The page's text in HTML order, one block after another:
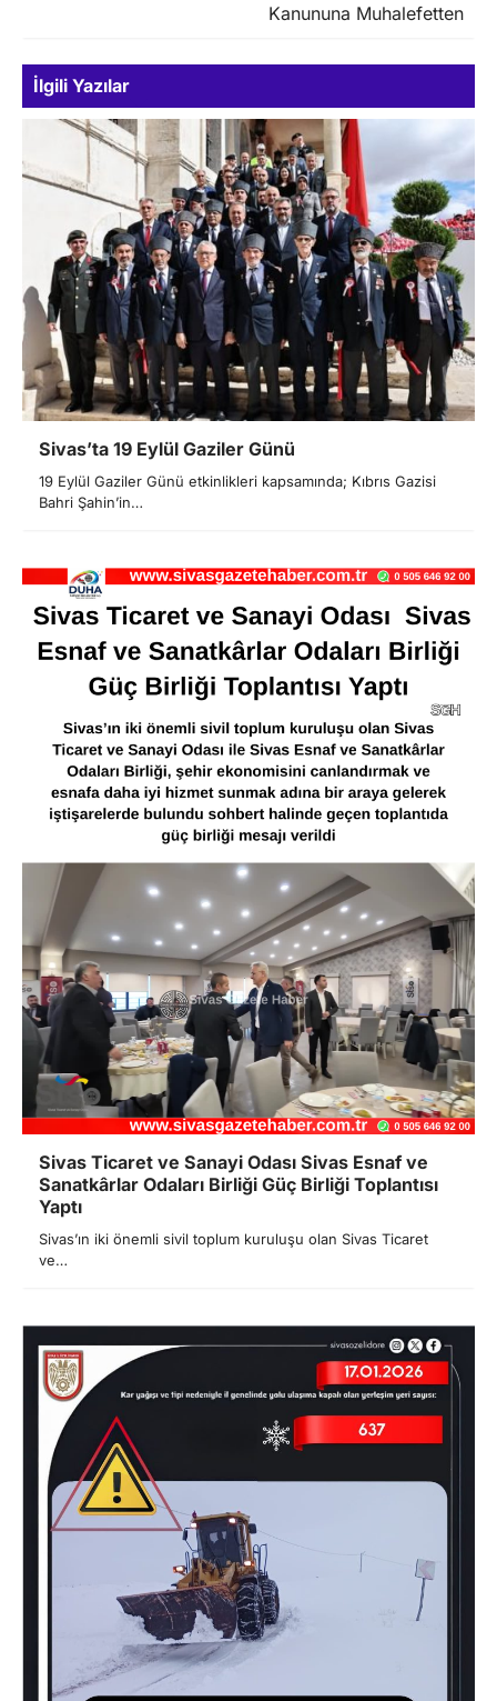
Kanununa Muhalefetten
İlgili Yazılar
Sivas’ta 19 Eylül Gaziler Günü
19 Eylül Gaziler Günü etkinlikleri kapsamında; Kıbrıs Gazisi
Bahri Şahin’in…
Sivas Ticaret ve Sanayi Odası Sivas Esnaf ve
Sanatkârlar Odaları Birliği Güç Birliği Toplantısı
Yaptı
Sivas’ın iki önemli sivil toplum kuruluşu olan Sivas Ticaret
ve…